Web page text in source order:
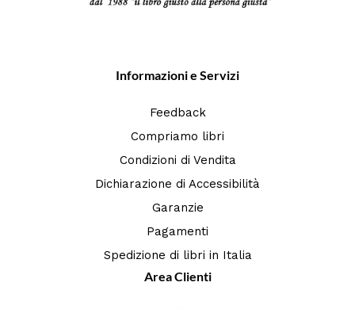
Informazioni e Servizi
Feedback
Compriamo libri
Condizioni di Vendita
Dichiarazione di Accessibilità
Garanzie
Pagamenti
Spedizione di libri in Italia
Area Clienti